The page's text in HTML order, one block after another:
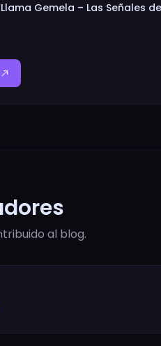
Gemela – Las Señales
north_east
al blog.